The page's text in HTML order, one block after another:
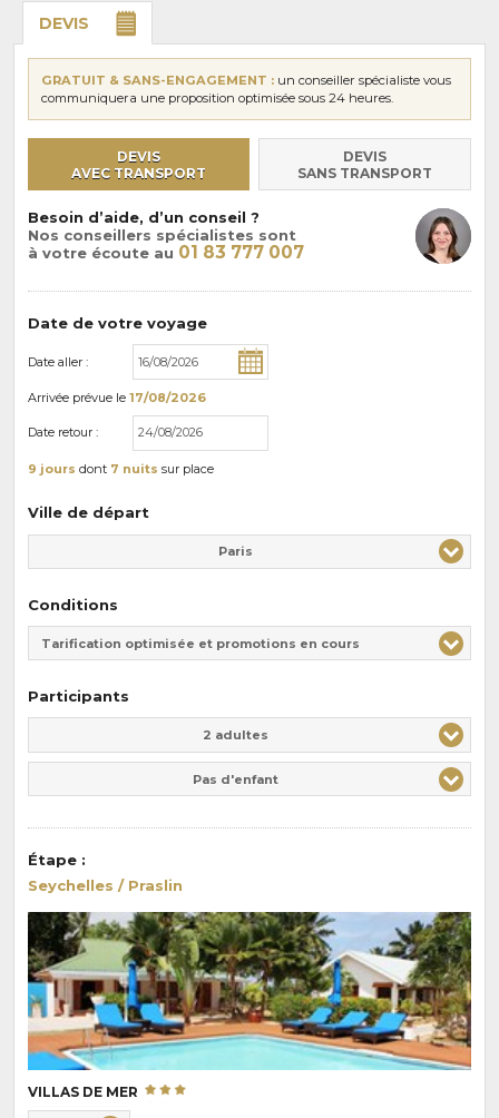
DEVIS
GRATUIT & SANS-ENGAGEMENT : un conseiller spécialiste vous
communiquera une proposition optimisée sous 24 heures.
DEVIS
AVEC TRANSPORT
DEVIS
SANS TRANSPORT
Besoin d’aide, d’un conseil ?
Nos conseillers spécialistes sont
à votre écoute au 01 83 777 007
Date de votre voyage
Date aller :
Arrivée prévue le 17/08/2026
Date retour :
9 jours dont 7 nuits sur place
Ville de départ
Paris
Conditions
Tarification optimisée et promotions en cours
Participants
2 adultes
Pas d'enfant
Étape :
Seychelles / Praslin
VILLAS DE MER